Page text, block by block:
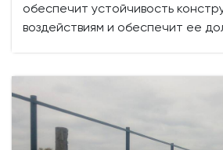
обеспечит устойчивость
воздействиям и обеспечит ее